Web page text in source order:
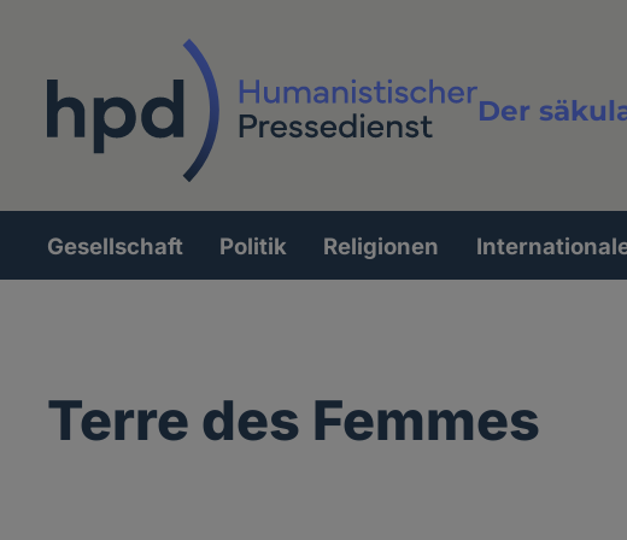
Der
Hauptnavigation
Gesellschaft Politik Religionen
Terre des Femmes